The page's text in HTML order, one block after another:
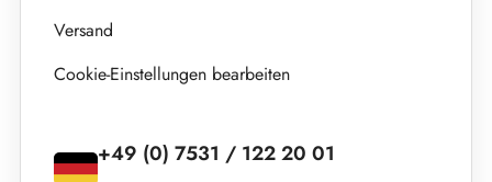
Versand
Cookie-Einstellungen bearbeiten
+49 (0) 7531 / 122 20 01